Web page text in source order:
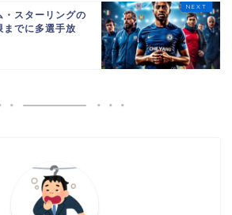
・スターリングの
でに多選手放